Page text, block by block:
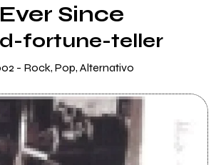
Ever Since
fortune-teller
- Rock, Pop, Alternativo